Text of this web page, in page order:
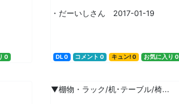
0
・だーいしさん 2017-01-19
DL 0 コメント 0 キュン! 0 お気に入り 0
▼棚物・ラック/机･テーブル/椅...